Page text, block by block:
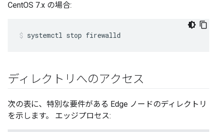
CentOS 7.x の場合:
systemctl stop firewalld
ディレクトリへのアクセス
次の表に、特別な要件がある Edge ノードのディレクトリ
を示します。 エッジプロセス: